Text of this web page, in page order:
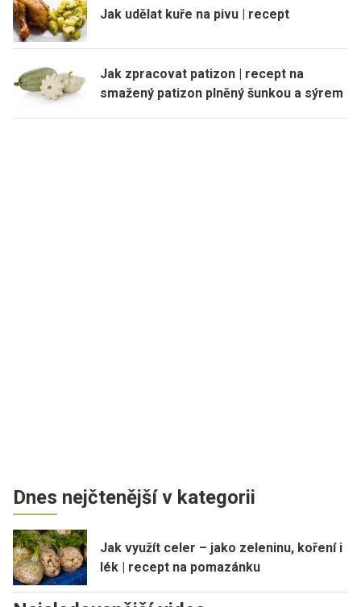
Jak udělat kuře na pivu | recept
Jak zpracovat patizon | recept na
smažený patizon plněný šunkou a sýrem
Dnes nejčtenější v kategorii
Jak využít celer – jako zeleninu, koření i
lék | recept na pomazánku